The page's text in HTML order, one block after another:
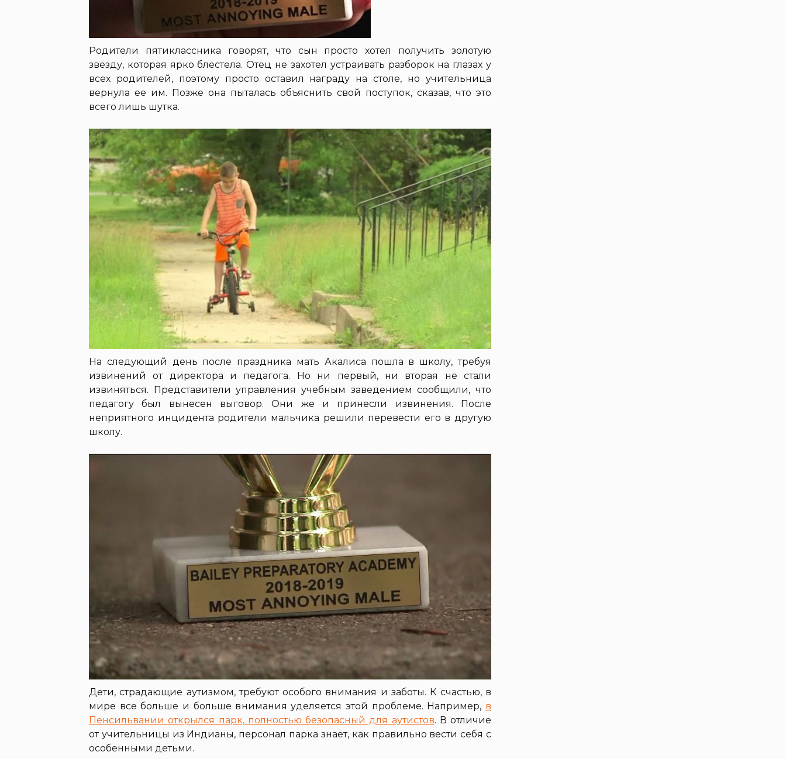
Родители пятиклассника говорят, что сын просто хотел получить золотую
звезду, которая ярко блестела. Отец не захотел устраивать разборок на глазах у
всех родителей, поэтому просто оставил награду на столе, но учительница
вернула ее им. Позже она пыталась объяснить свой поступок, сказав, что это
всего лишь шутка.
На следующий день после праздника мать Акалиса пошла в школу, требуя
извинений от директора и педагога. Но ни первый, ни вторая не стали
извиняться. Представители управления учебным заведением сообщили, что
педагогу был вынесен выговор. Они же и принесли извинения. После
неприятного инцидента родители мальчика решили перевести его в другую
школу.
Дети, страдающие аутизмом, требуют особого внимания и заботы. К счастью, в
мире все больше и больше внимания уделяется этой проблеме. Например, в
Пенсильвании открылся парк, полностью безопасный для аутистов. В отличие
от учительницы из Индианы, персонал парка знает, как правильно вести себя с
особенными детьми.